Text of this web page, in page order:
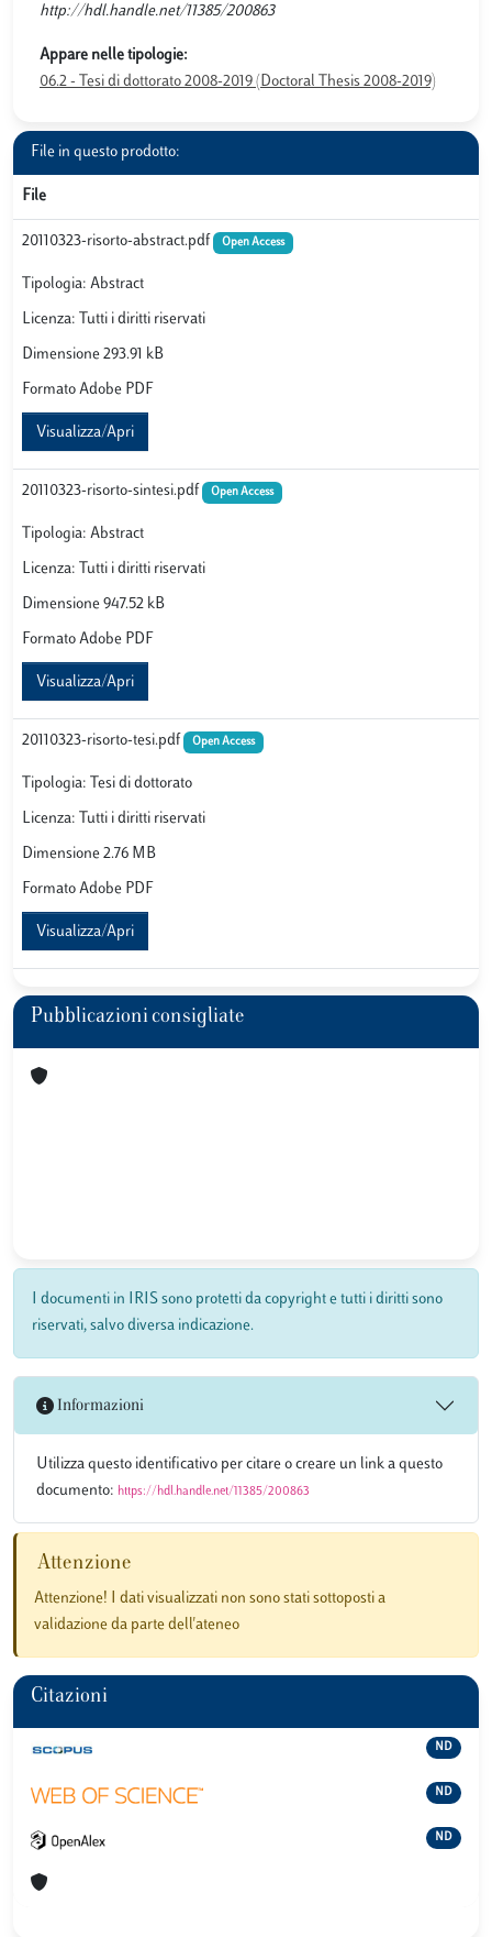
http://hdl.handle.net/11385/200863
Appare nelle tipologie:
06.2 - Tesi di dottorato 2008-2019 (Doctoral Thesis 2008-2019)
File in questo prodotto:
File
20110323-risorto-abstract.pdf Open Access
Tipologia: Abstract
Licenza: Tutti i diritti riservati
Dimensione 293.91 kB
Formato Adobe PDF
Visualizza/Apri
20110323-risorto-sintesi.pdf Open Access
Tipologia: Abstract
Licenza: Tutti i diritti riservati
Dimensione 947.52 kB
Formato Adobe PDF
Visualizza/Apri
20110323-risorto-tesi.pdf Open Access
Tipologia: Tesi di dottorato
Licenza: Tutti i diritti riservati
Dimensione 2.76 MB
Formato Adobe PDF
Visualizza/Apri
Pubblicazioni consigliate
I documenti in IRIS sono protetti da copyright e tutti i diritti sono
riservati, salvo diversa indicazione.
Informazioni
Utilizza questo identificativo per citare o creare un link a questo
documento: https://hdl.handle.net/11385/200863
Attenzione
Attenzione! I dati visualizzati non sono stati sottoposti a
validazione da parte dell'ateneo
Citazioni
ND
ND
ND